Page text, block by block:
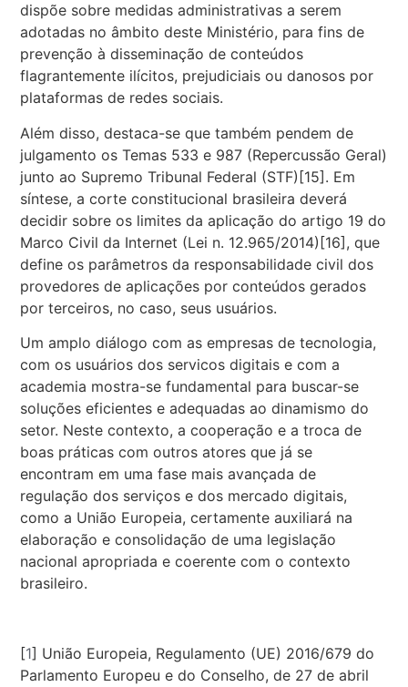
dispõe sobre medidas administrativas a serem
adotadas no âmbito deste Ministério, para fins de
prevenção à disseminação de conteúdos
flagrantemente ilícitos, prejudiciais ou danosos por
plataformas de redes sociais.
Além disso, destaca-se que também pendem de
julgamentoos Temas 533 e 987 (Repercussão Geral)
junto ao Supremo Tribunal Federal (STF) [15]. Em
síntese, a corte constitucional brasileira deverá
decidir sobre os limites da aplicação do artigo 19 do
Marco Civil da Internet (Lei n. 12.965/2014) [16], que
define os parâmetros da responsabilidade civil dos
provedores de aplicações por conteúdos gerados
por terceiros, no caso, seus usuários.
Um amplo diálogo com as empresas de tecnologia,
com os usuários dos servicos digitais e com a
academia mostra-se fundamental para buscar-se
soluções eficientes e adequadas ao dinamismo do
setor. Neste contexto, a cooperação e a troca de
boas práticas com outros atores que já se
encontram em uma fase mais avançada de
regulação dos serviços e dos mercado digitais,
como a União Europeia, certamente auxiliará na
elaboração e consolidação de uma legislação
nacional apropriada e coerente com o contexto
brasileiro.
[1] União Europeia, Regulamento (UE) 2016/679 do
Parlamento Europeu e do Conselho, de 27 de abril